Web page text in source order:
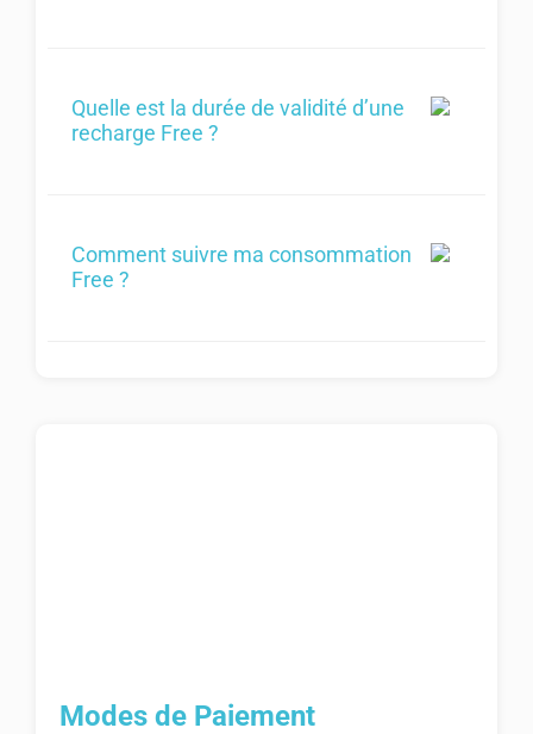
Quelle est la durée de validité d’une
recharge Free ?
Comment suivre ma consommation
Free ?
Modes de Paiement